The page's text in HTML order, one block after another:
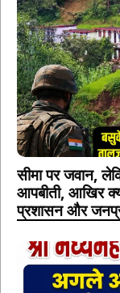
सीमा पर जवान,
आपबीती, आखिर
प्रशासन और